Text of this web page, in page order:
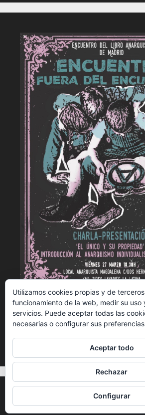
ELAM - Presentación de El
propiedad
© 2026 Encuentro del Libro Anarquista
GeneratePress
Utilizamos cookies propias y de
funcionamiento de la web, medir su uso
servicios. Puede aceptar todas las
necesarias o configurar sus
Aceptar todo
Rechazar
Configurar